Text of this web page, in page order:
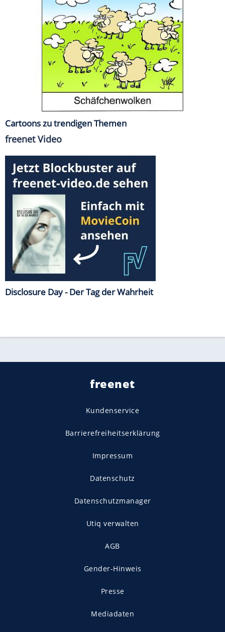
Cartoons zu trendigen Themen
freenet Video
Disclosure Day - Der Tag der Wahrheit
freenet
Kundenservice
Barrierefreiheitserklärung
Impressum
Datenschutz
Datenschutzmanager
Utiq verwalten
AGB
Gender-Hinweis
Presse
Mediadaten